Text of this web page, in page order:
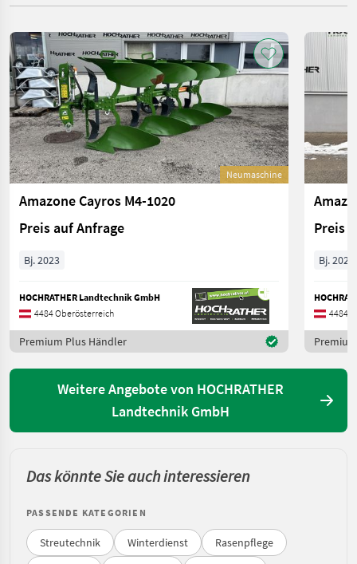
Neumaschine
Amazone Cayros M4-1020
Preis auf Anfrage
Bj. 2023
HOCHRATHER Landtechnik GmbH
4484 Oberösterreich
Premium Plus Händler
Preis
Bj. 2025
4484
Weitere Angebote von HOCHRATHER
Landtechnik GmbH
Das könnte Sie auch interessieren
PASSENDE KATEGORIEN
Streutechnik Winterdienst
Rasenpflege